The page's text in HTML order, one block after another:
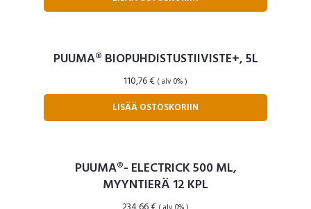
PUUMA® BIOPUHDISTUSTIIVISTE+, 5L
110,76€ ( alv 0% )
LISÄÄ OSTOSKORIIN
PUUMA®- ELECTRICK 500 ML,
MYYNTIERÄ 12 KPL